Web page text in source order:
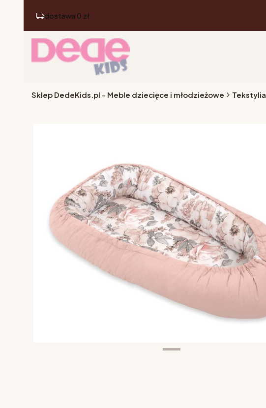
dostawa 0 zł
Sklep DedeKids.pl - Meble dziecięce i młodzieżowe Tekstylia